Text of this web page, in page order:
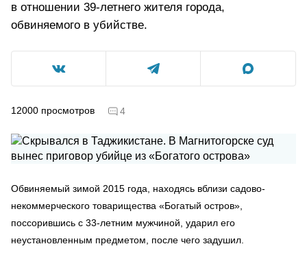
в отношении 39-летнего жителя города,
обвиняемого в убийстве.
12000 просмотров 4
Обвиняемый зимой 2015 года, находясь вблизи садово-
некоммерческого товарищества «Богатый остров»,
поссорившись с 33-летним мужчиной, ударил его
неустановленным предметом, после чего задушил.